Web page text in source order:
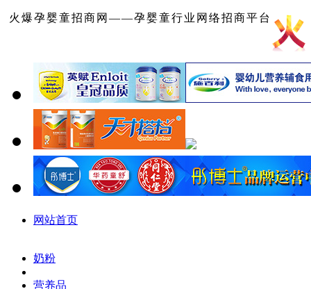
火爆孕婴童招商网——孕婴童行业网络招商平台
网站首页
奶粉
营养品